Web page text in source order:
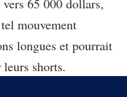
65 000 dollars,
mouvement
longues et pourrait
shorts.